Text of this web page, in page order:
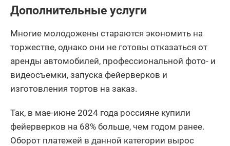
Дополнительные услуги
Многие молодожены стараются экономить на
торжестве, однако они не готовы отказаться от
аренды автомобилей, профессиональной фото- и
видеосъемки, запуска фейерверков и
изготовления тортов на заказ.
Так, в мае-июне 2024 года россияне купили
фейерверков на 68% больше, чем годом ранее.
Оборот платежей в данной категории вырос